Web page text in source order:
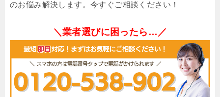
のお悩み解決します。今すぐご相談ください！
＼業者選びに困ったら…／